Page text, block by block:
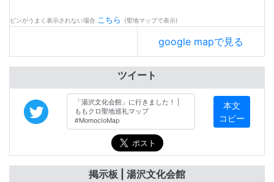
ピンがうまく表示されない場合 こちら (聖地マップで表示)
google mapで見る
ツイート
本文
コピー
掲示板 | 湯沢文化会館